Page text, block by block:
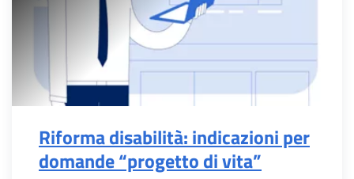
Riforma disabilità: indicazioni per
domande “progetto di vita”